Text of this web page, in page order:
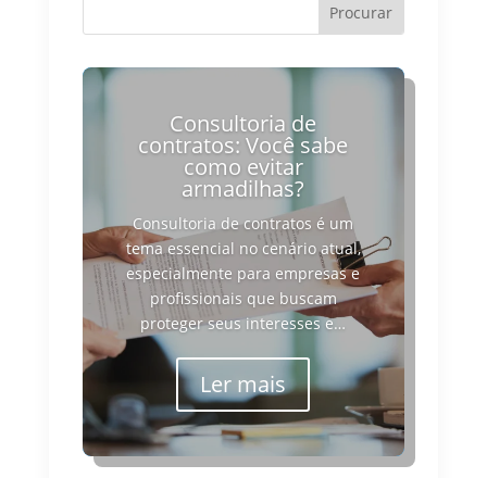
Consultoria de
contratos: Você sabe
como evitar
armadilhas?
Consultoria de contratos é um
tema essencial no cenário atual,
especialmente para empresas e
profissionais que buscam
proteger seus interesses e…
Ler mais